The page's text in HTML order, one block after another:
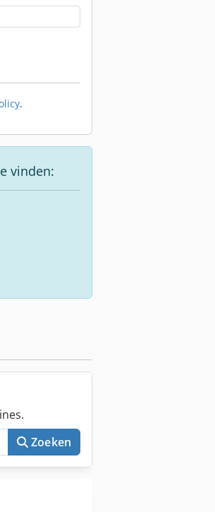
.
vinden:
Zoeken